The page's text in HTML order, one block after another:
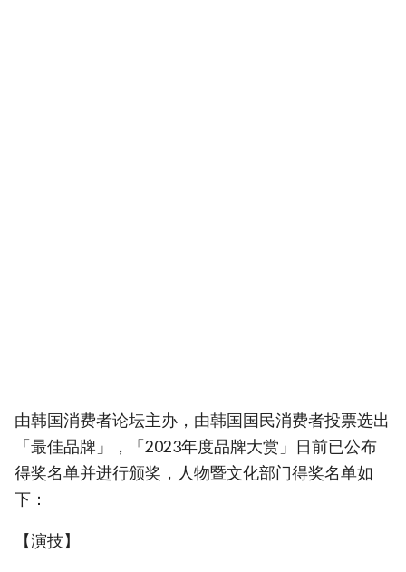
由韩国消费者论坛主办，由韩国国民消费者投票选出
「最佳品牌」，「2023年度品牌大赏」日前已公布
得奖名单并进行颁奖，人物暨文化部门得奖名单如
下：
【演技】